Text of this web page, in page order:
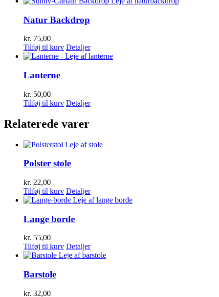
Natur Backdrop
kr. 75,00
Tilføj til kurv Detaljer
Lanterne
kr. 50,00
Tilføj til kurv Detaljer
Relaterede varer
Polster stole
kr. 22,00
Tilføj til kurv Detaljer
Lange borde
kr. 55,00
Tilføj til kurv Detaljer
Barstole
kr. 32,00